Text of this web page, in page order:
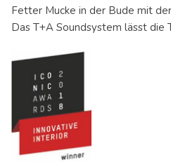
Fetter Mucke in der Bude mit
Das T+A Soundsystem lässt die